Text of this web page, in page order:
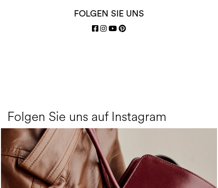
FOLGEN SIE UNS
Folgen Sie uns auf Instagram